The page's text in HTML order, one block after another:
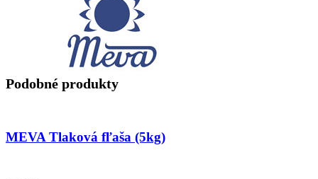
Podobné produkty
MEVA Tlaková fľaša (5kg)